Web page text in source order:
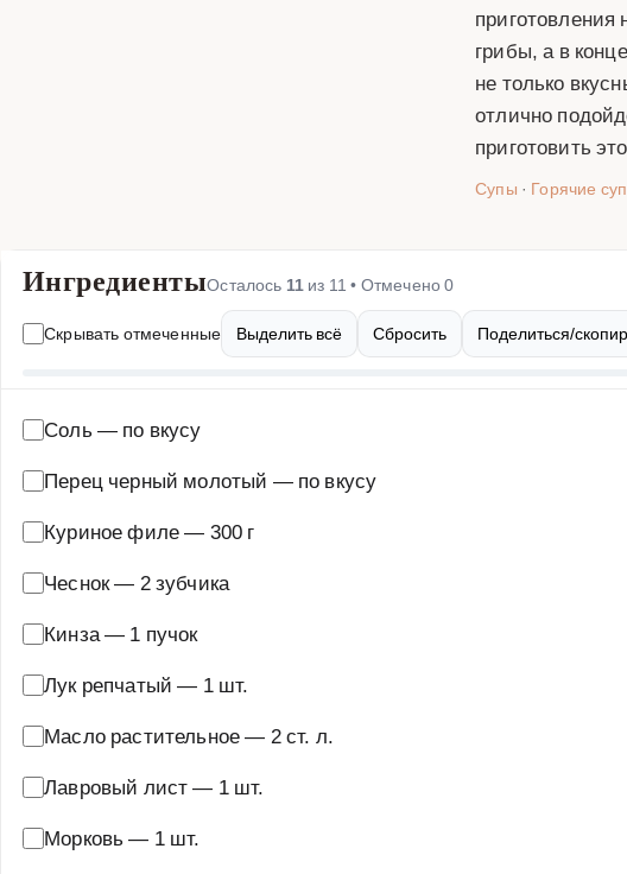
грибы, а в
не только
отлично
приготовить
Супы · Горячие
ИнгредиентыОсталось 11 из 11 • Отмечено0
Скрывать отмеченные Выделить всё Сбросить Поделиться/
Соль — по вкусу
Перец черный молотый — по вкусу
Куриное филе— 300 г
Чеснок— 2 зубчика
Кинза— 1 пучок
Лук репчатый — 1 шт.
Масло растительное— 2 ст. л.
Лавровый лист— 1 шт.
Морковь — 1 шт.